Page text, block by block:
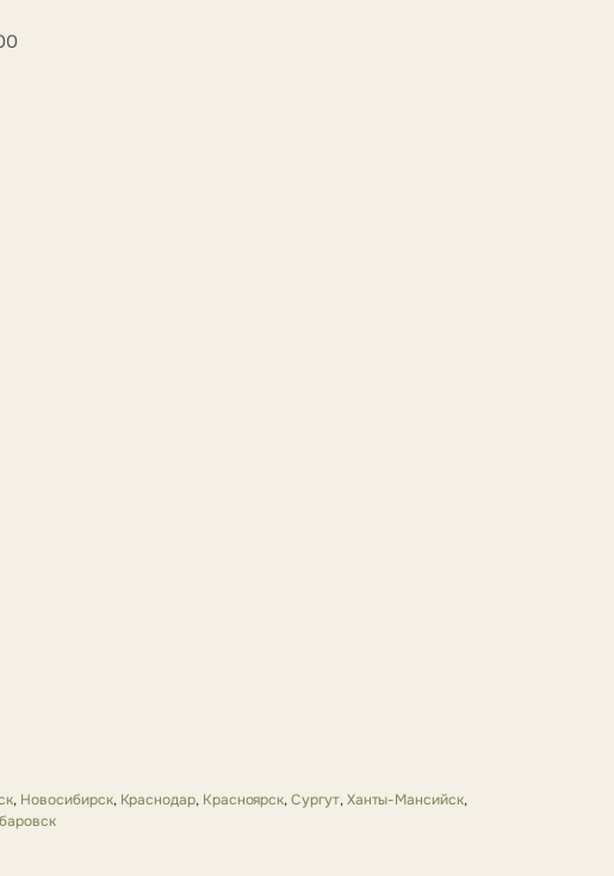
, Новосибирск, Краснодар, Красноярск,Сургут,Ханты-Мансийск,